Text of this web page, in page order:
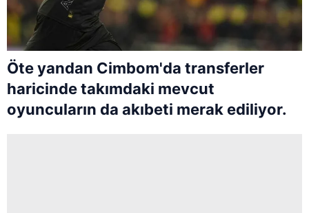
Öte yandan Cimbom'da transferler
haricinde takımdaki mevcut
oyuncuların da akıbeti merak ediliyor.